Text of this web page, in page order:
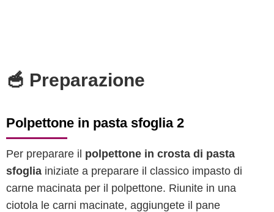
🥣 Preparazione
Polpettone in pasta sfoglia 2
Per preparare il polpettone in crosta di pasta
sfoglia iniziate a preparare il classico impasto di
carne macinata per il polpettone. Riunite in una
ciotola le carni macinate, aggiungete il pane